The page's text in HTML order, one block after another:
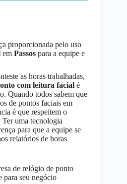
proporcionada pelo uso
em Passos para a equipe e
as horas trabalhadas,
com leitura facial é
Quando todos sabem que
de pontos faciais em
é que respeitem o
uma tecnologia
para que a equipe se
relatórios de horas
de relógio de ponto
para seu negócio